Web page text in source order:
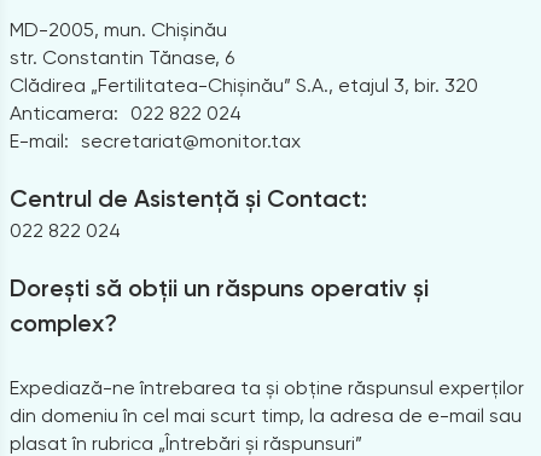
MD-2005, mun. Chișinău
str. Constantin Tănase, 6
Clădirea „Fertilitatea-Chișinău” S.A., etajul 3, bir. 320
Anticamera:
022 822 024
E-mail: secretariat@monitor.tax
Centrul de Asistență și Contact:
022 822 024
Dorești să obții un răspuns operativ și
complex?
Expediază-ne întrebarea ta și obține răspunsul experților
din domeniu în cel mai scurt timp, la adresa de e-mail sau
plasat în rubrica „Întrebări și răspunsuri”